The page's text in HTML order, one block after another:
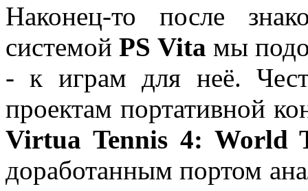
Наконец-то после
системойPS Vita мы
- к играм для неё.
проектам портативной
Virtua Tennis 4: World
доработанным портом